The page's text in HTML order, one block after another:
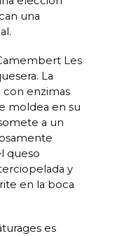
una
Les
La
con enzimas
moldea en su
a un
queso
y
en la boca
es